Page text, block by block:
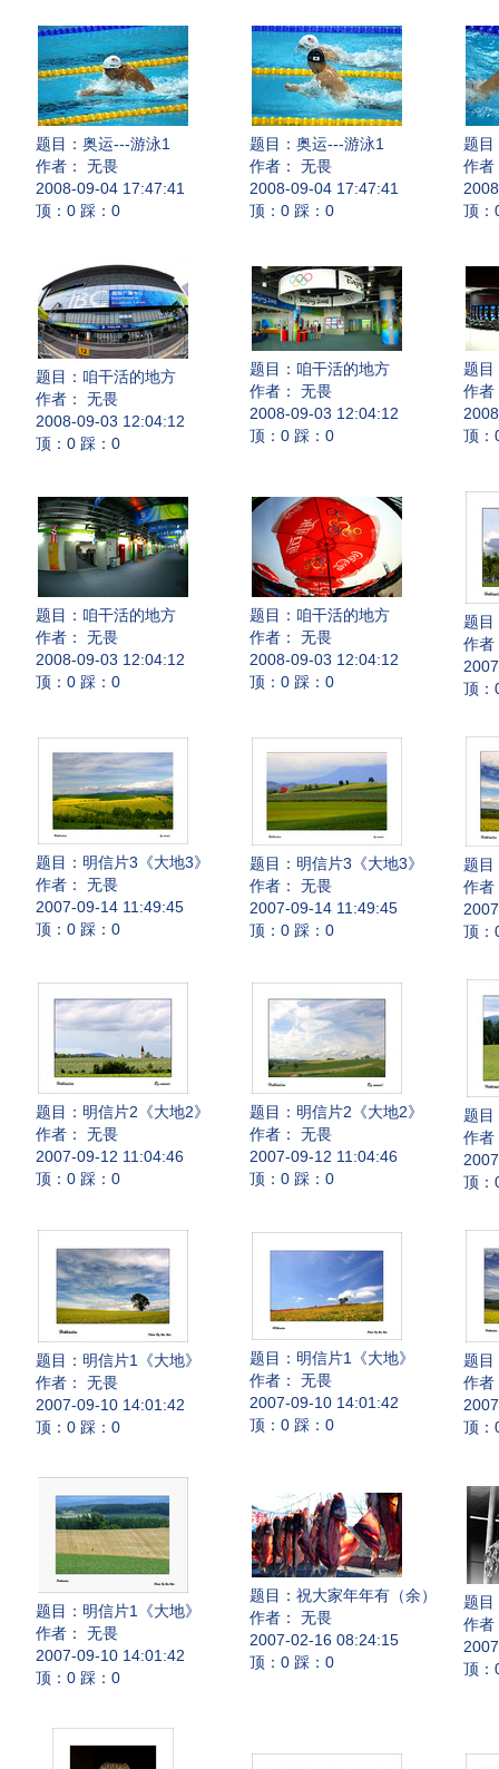
题目： 奥运---游泳1
作者： 无畏
2008-09-04 17:47:41
顶：0 踩：0
题目： 奥运---游泳1
作者： 无畏
2008-09-04 17:47:41
顶：0 踩：0
题目
作者
顶：
题目： 咱干活的地方
作者： 无畏
2008-09-03 12:04:12
顶：0 踩：0
题目： 咱干活的地方
作者： 无畏
2008-09-03 12:04:12
顶：0 踩：0
题目
作者
顶：
题目： 咱干活的地方
作者： 无畏
2008-09-03 12:04:12
顶：0 踩：0
题目： 咱干活的地方
作者： 无畏
2008-09-03 12:04:12
顶：0 踩：0
题目
作者
顶：
题目： 明信片3《大地3》
作者： 无畏
2007-09-14 11:49:45
顶：0 踩：0
题目： 明信片3《大地3》
作者： 无畏
2007-09-14 11:49:45
顶：0 踩：0
题目
作者
顶：
题目： 明信片2《大地2》
作者： 无畏
2007-09-12 11:04:46
顶：0 踩：0
题目： 明信片2《大地2》
作者： 无畏
2007-09-12 11:04:46
顶：0 踩：0
题目
作者
顶：
题目： 明信片1《大地》
作者： 无畏
2007-09-10 14:01:42
顶：0 踩：0
题目： 明信片1《大地》
作者： 无畏
2007-09-10 14:01:42
顶：0 踩：0
题目
作者
顶：
题目： 明信片1《大地》
作者： 无畏
2007-09-10 14:01:42
顶：0 踩：0
题目： 祝大家年年有（余）
作者： 无畏
2007-02-16 08:24:15
顶：0 踩：0
题目
作者
顶：